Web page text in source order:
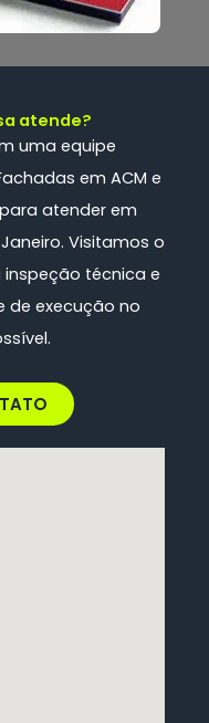
atende?
uma equipe
em ACM e
para atender em
Visitamos o
técnica e
de execução no